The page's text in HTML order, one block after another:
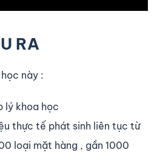
RA
này :
lý khoa học
thực tế phát sinh liên tục từ
loại mặt hàng , gần 1000